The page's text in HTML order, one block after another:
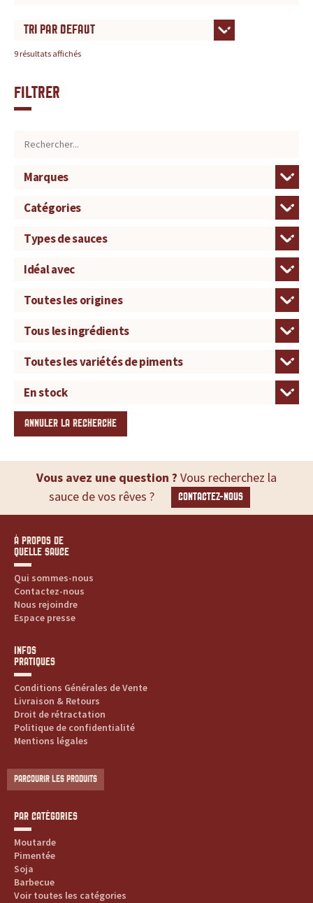
9 résultats affichés
Filtrer
ANNULER LA RECHERCHE
Vous avez une question ? Vous recherchez la
sauce de vos rêves ?
CONTACTEZ-NOUS
À PROPOS DE
QUELLE SAUCE
Qui sommes-nous
Contactez-nous
Nous rejoindre
Espace presse
INFOS
PRATIQUES
Conditions Générales de Vente
Livraison & Retours
Droit de rétractation
Politique de confidentialité
Mentions légales
PARCOURIR LES PRODUITS
PAR CATÉGORIES
Moutarde
Pimentée
Soja
Barbecue
Voir toutes les catégories